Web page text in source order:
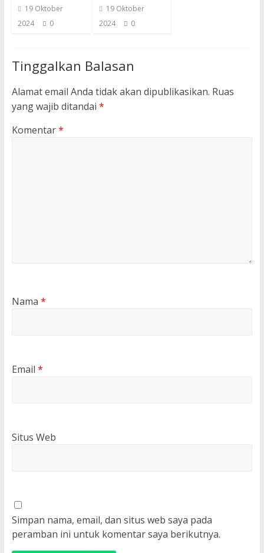
19 Oktober
2024
0
19 Oktober
2024
0
Tinggalkan Balasan
Alamat email Anda tidak akan dipublikasikan. Ruas
yang wajib ditandai *
Komentar*
Nama *
Email *
Situs Web
Simpan nama, email, dan situs web saya pada
peramban ini untuk komentar saya berikutnya.